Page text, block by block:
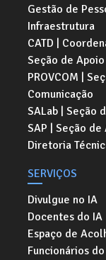
Gestão de
Infraestrutura
CATD |
Seção de
PROVCOM |
Comunicação
SALab | Seção
SAP | Seção
Diretoria
SERVIÇOS
Divulgue no IA
Docentes do IA
Espaço de
Funcionários